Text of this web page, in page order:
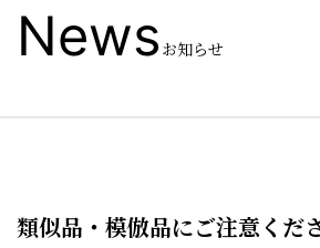
News お知らせ
類似品・模倣品にご注意くだ